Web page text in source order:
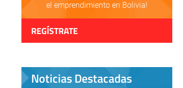
el emprendimiento en Bolivia!
REGÍSTRATE
Noticias Destacadas